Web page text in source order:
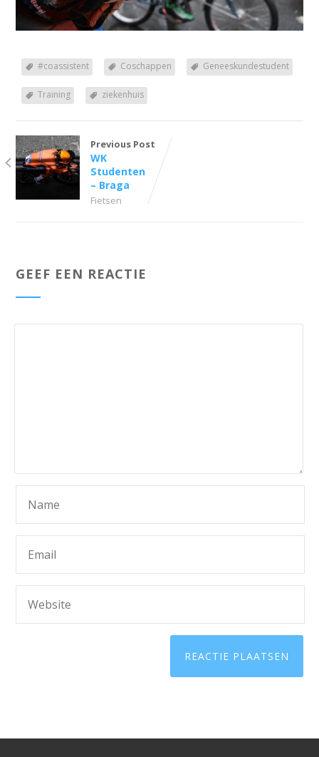
#coassistent Coschappen Geneeskundestudent
Training ziekenhuis
Previous Post
WK
Studenten
– Braga
Fietsen
GEEF EEN REACTIE